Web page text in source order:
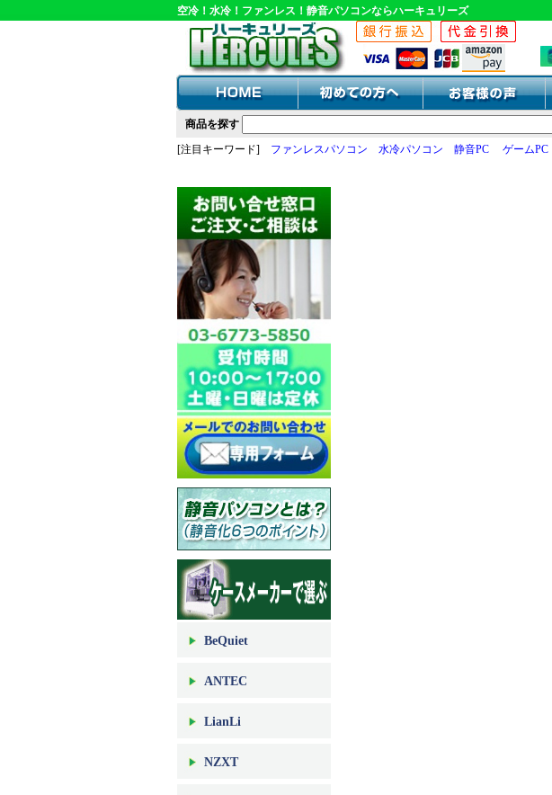
空冷！水冷！ファンレス！静音パソコンならハーキュリーズ
商品を探す
[注目キーワード] ファンレスパソコン 水冷パソコン 静音PC ゲームPC
BeQuiet
ANTEC
LianLi
NZXT